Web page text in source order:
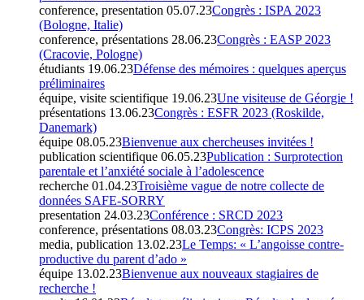
conference, presentation 05.07.23Congrès : ISPA 2023
(Bologne, Italie)
conference, présentations 28.06.23Congrès : EASP 2023
(Cracovie, Pologne)
étudiants 19.06.23Défense des mémoires : quelques aperçus
préliminaires
équipe, visite scientifique 19.06.23Une visiteuse de Géorgie !
présentations 13.06.23Congrès : ESFR 2023 (Roskilde,
Danemark)
équipe 08.05.23Bienvenue aux chercheuses invitées !
publication scientifique 06.05.23Publication : Surprotection
parentale et l’anxiété sociale à l’adolescence
recherche 01.04.23Troisième vague de notre collecte de
données SAFE-SORRY
presentation 24.03.23Conférence : SRCD 2023
conference, présentations 08.03.23Congrès: ICPS 2023
media, publication 13.02.23Le Temps: « L’angoisse contre-
productive du parent d’ado »
équipe 13.02.23Bienvenue aux nouveaux stagiaires de
recherche !